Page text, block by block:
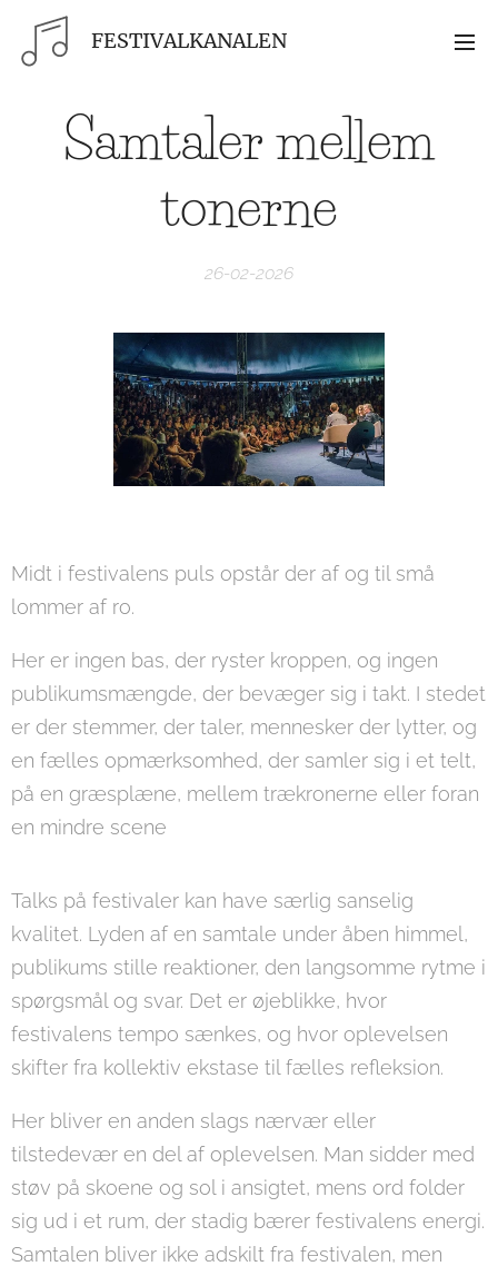
FESTIVALKANALEN
Samtaler mellem
tonerne
26-02-2026
Midt i festivalens puls opstår der af og til små
lommer af ro.
Her er ingen bas, der ryster kroppen, og ingen
publikumsmængde, der bevæger sig i takt. I stedet
er der stemmer, der taler, mennesker der lytter, og
en fælles opmærksomhed, der samler sig i et telt,
på en græsplæne, mellem trækronerne eller foran
en mindre scene
Talks på festivaler kan have særlig sanselig
kvalitet. Lyden af en samtale under åben himmel,
publikums stille reaktioner, den langsomme rytme i
spørgsmål og svar. Det er øjeblikke, hvor
festivalens tempo sænkes, og hvor oplevelsen
skifter fra kollektiv ekstase til fælles refleksion.
Her bliver en anden slags nærvær eller
tilstedevær en del af oplevelsen. Man sidder med
støv på skoene og sol i ansigtet, mens ord folder
sig ud i et rum, der stadig bærer festivalens energi.
Samtalen bliver ikke adskilt fra festivalen, men